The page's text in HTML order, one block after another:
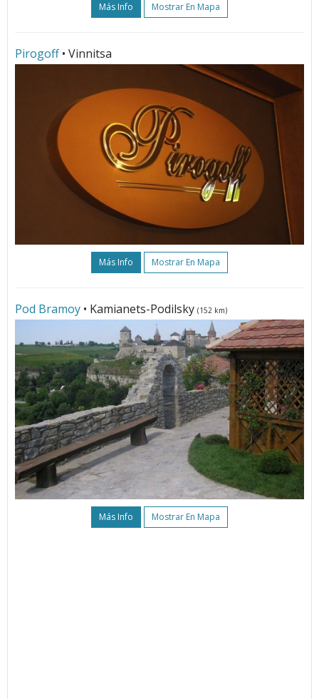
Más Info Mostrar En Mapa
Pirogoff • Vinnitsa
Más Info Mostrar En Mapa
Pod Bramoy • Kamianets-Podilsky (152 km)
Más Info Mostrar En Mapa